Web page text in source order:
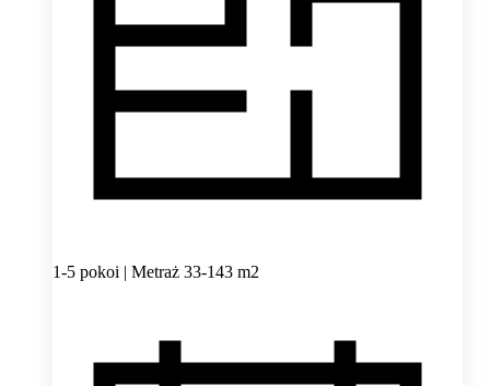
1-5 pokoi | Metraż 33-143 m2